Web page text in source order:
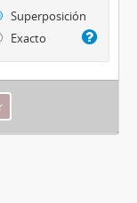
Superposición
Exacto